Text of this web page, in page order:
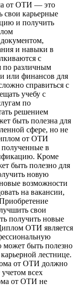
от ОТИ — это
свои карьерные
и получить
и навыки в
с
по различным
или финансов для
справиться с
учебу с
по
решением
быть полезна для
сфере, но не
от ОТИ
полученные в
Кроме
быть полезно для
новую
возможности
на вакансии,
свои
получить новые
ОТИ является
может быть полезно
лестнице.
от ОТИ должно
всех
от ОТИ не